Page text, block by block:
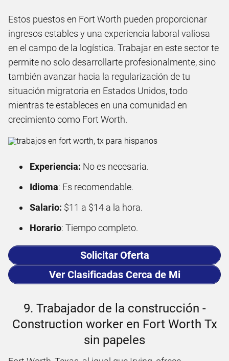
Estos puestos en Fort Worth pueden proporcionar
ingresos estables y una experiencia laboral valiosa
en el campo de la logística. Trabajar en este sector te
permite no solo desarrollarte profesionalmente, sino
también avanzar hacia la regularización de tu
situación migratoria en Estados Unidos, todo
mientras te estableces en una comunidad en
crecimiento como Fort Worth.
Experiencia: No es necesaria.
Idioma: Es recomendable.
Salario: $11 a $14 a la hora.
Horario: Tiempo completo.
Solicitar Oferta
Ver Clasificadas Cerca de Mi
9. Trabajador de la construcción -
Construction worker en Fort Worth Tx
sin papeles